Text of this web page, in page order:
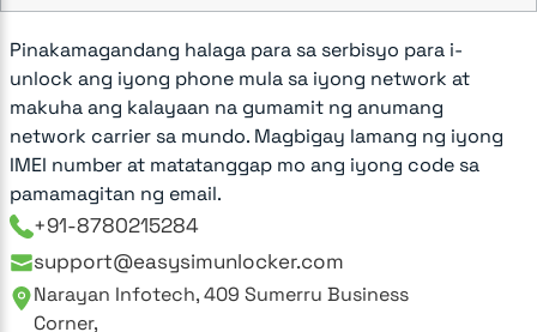
Pinakamagandang halaga para sa serbisyo para i-
unlock ang iyong phone mula sa iyong network at
makuha ang kalayaan na gumamit ng anumang
network carrier sa mundo. Magbigay lamang ng iyong
IMEI number at matatanggap mo ang iyong code sa
pamamagitan ng email.
+91-8780215284
support@easysimunlocker.com
Narayan Infotech, 409 Sumerru Business
Corner,